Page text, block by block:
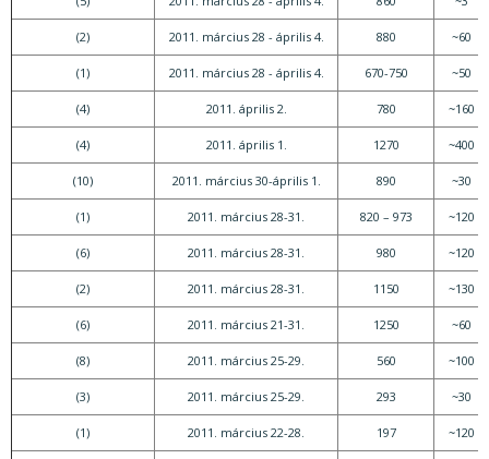
(2) 2011. március 28 - április 4. 880 ~60
(1) 2011. március 28 - április 4. 670-750 ~50
(4) 2011. április 2. 780 ~160
(4) 2011. április 1. 1270 ~400
(10) 2011. március 30-április 1. 890 ~30
(1) 2011. március 28-31. 820 – 973 ~120
(6) 2011. március 28-31. 980 ~120
(2) 2011. március 28-31. 1150 ~130
(6) 2011. március 21-31. 1250 ~60
(8) 2011. március 25-29. 560 ~100
(3) 2011. március 25-29. 293 ~30
(1) 2011. március 22-28. 197 ~120